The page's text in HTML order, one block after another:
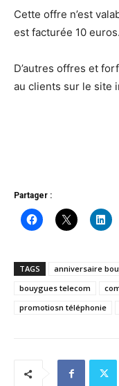
Cette offre n’est
est facturée 10 euros.
D’autres offres et
au clients sur le site
Partager :
TAGS anniversaire
bouygues telecom
promotiosn téléphonie